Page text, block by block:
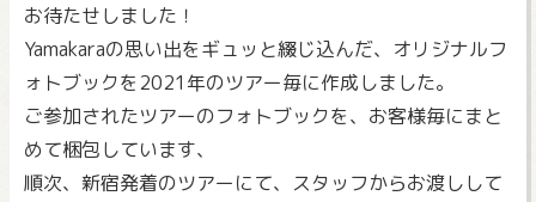
お待たせしました！
Yamakaraの思い出をギュッと綴じ込んだ、オリジナルフ
ォトブックを2021年のツアー毎に作成しました。
ご参加されたツアーのフォトブックを、お客様毎にまと
めて梱包しています、
順次、新宿発着のツアーにて、スタッフからお渡しして